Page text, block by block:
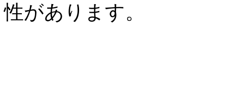
性があります。